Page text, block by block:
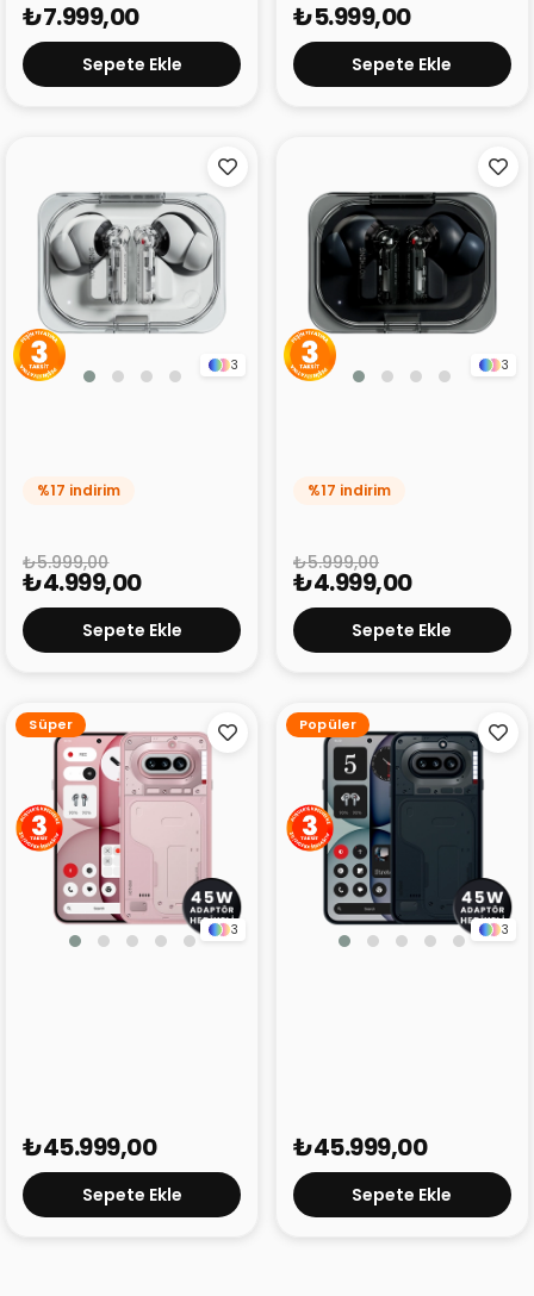
₺7.999,00
Sepete Ekle
₺5.999,00
Sepete Ekle
3
%17 indirim
₺4.999,00
₺5.999,00
Sepete Ekle
3
%17 indirim
₺4.999,00
₺5.999,00
Sepete Ekle
3
₺45.999,00
Sepete Ekle
Süper
3
₺45.999,00
Sepete Ekle
Popüler